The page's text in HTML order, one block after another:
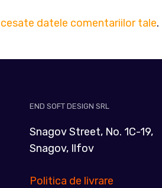
datele comentariilor tale.
END SOFT DESIGN SRL
Snagov Street, No. 1C-19,
Snagov, Ilfov
Politica de livrare